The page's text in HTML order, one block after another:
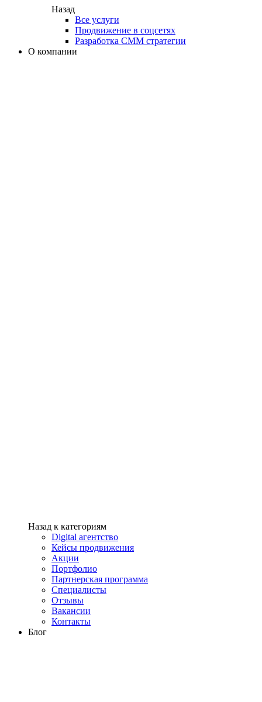
Назад
Все услуги
Продвижение в соцсетях
Разработка СММ стратегии
О компании
Назад к категориям
Digital агентство
Кейсы продвижения
Акции
Портфолио
Партнерская программа
Специалисты
Отзывы
Вакансии
Контакты
Блог